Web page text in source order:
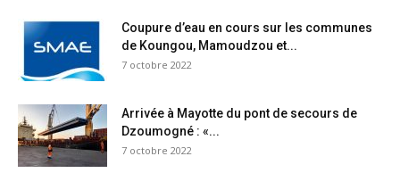
Coupure d’eau en cours sur les communes
de Koungou, Mamoudzou et...
7 octobre 2022
Arrivée à Mayotte du pont de secours de
Dzoumogné : «...
7 octobre 2022